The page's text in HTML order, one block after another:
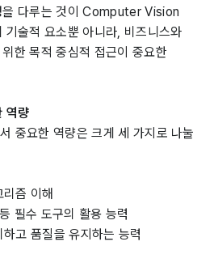
을 다루는 것이 Computer Vision
기술적 요소뿐 아니라, 비즈니스와
한 목적 중심적 접근이 중요한
역량
중요한 역량은 크게 세 가지로 나눌
즘 이해
필수 도구의 활용 능력
고 품질을 유지하는 능력